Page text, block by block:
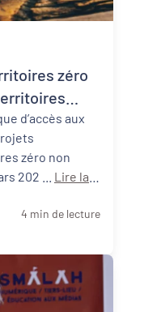
zéro
!
d’accès aux
zéro non
Lire la
4 min de lecture